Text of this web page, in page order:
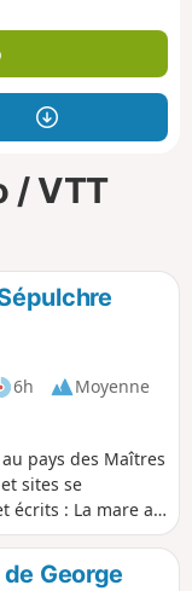
/ VTT
6h
Moyenne
pays des Maîtres
sites se
écrits : La mare au
rustiques,
Maîtres
parcours.
George